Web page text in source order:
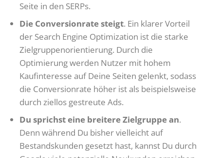
Seite in den SERPs.
Die Conversionrate steigt. Ein klarer Vorteil
der Search Engine Optimization ist die starke
Zielgruppenorientierung. Durch die
Optimierung werden Nutzer mit hohem
Kaufinteresse auf Deine Seiten gelenkt, sodass
die Conversionrate höher ist als beispielsweise
durch ziellos gestreute Ads.
Du sprichst eine breitere Zielgruppe an.
Denn während Du bisher vielleicht auf
Bestandskunden gesetzt hast, kannst Du durch